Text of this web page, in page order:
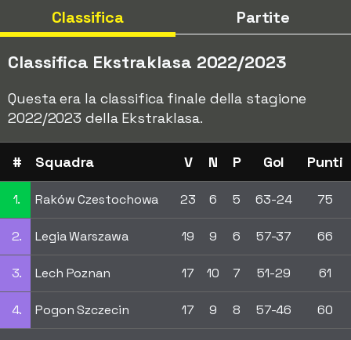
Classifica Partite
Classifica Ekstraklasa 2022/2023
Questa era la classifica finale della stagione
2022/2023 della Ekstraklasa.
# Squadra V N P Gol Punti
1. Raków Czestochowa 23 6 5 63-24 75
2. Legia Warszawa 19 9 6 57-37 66
3. Lech Poznan 17 10 7 51-29 61
4. Pogon Szczecin 17 9 8 57-46 60